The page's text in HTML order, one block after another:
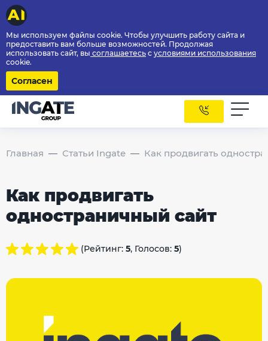
Мы используем файлы cookie. Чтобы улучшить работу сайта и
предоставить вам больше возможностей. Продолжая
использовать сайт, вы соглашаетесь с условиями использования
cookie.
Согласен
Главная Статьи Ingate Как продвигать
Как продвигать
одностраничный сайт
(Рейтинг: 5, Голосов: 5)